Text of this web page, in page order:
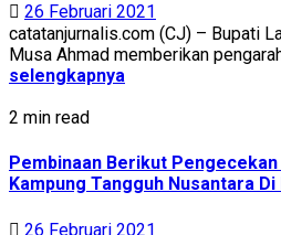
26 Februari 2021
catatanjurnalis.com (CJ) – Bupati
Musa Ahmad memberikan
selengkapnya
2 min read
Pembinaan Berikut
Kampung Tangguh Nusantara
26 Februari 2021